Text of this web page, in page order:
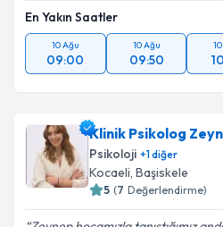
En Yakın Saatler
10 Ağu
09:00
10 Ağu
09:50
Klinik Psikolog
Psikoloji diğer
Kocaeli, Başiskele
( Değerlendirme)